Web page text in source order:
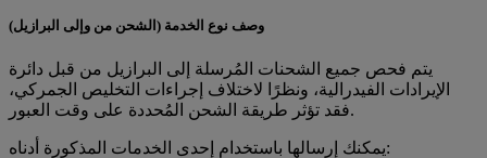
وصف نوع الخدمة (الشحن من وإلى البرازيل)
يتم فحص جميع الشحنات المُرسلة إلى البرازيل من قبل دائرة
الإيرادات الفيدرالية، ونظرًا لاختلاف إجراءات التخليص الجمركي،
فقد تؤثر طريقة الشحن المُحددة على وقت العبور.
يمكنك إرسالها باستخدام إحدى الخدمات المذكورة أدناه: